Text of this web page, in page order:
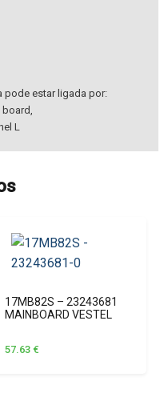
pode estar ligada por:
board,
L
17MB82S – 23243681
MAINBOARD VESTEL
57.63 €